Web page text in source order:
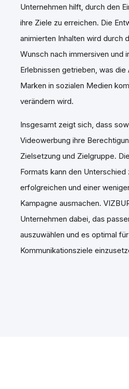
Unternehmen hilft, durch den
ihre Ziele zu erreichen. Die
animierten Inhalten wird durch
Wunsch nach immersiven und
Erlebnissen getrieben, was die
Marken in sozialen Medien
verändern wird.
Insgesamt zeigt sich, dass
Videowerbung ihre
Zielsetzung und Zielgruppe.
Formats kann den
erfolgreichen und einer
Kampagne ausmachen.
Unternehmen dabei, das
auszuwählen und es optimal
Kommunikationsziele